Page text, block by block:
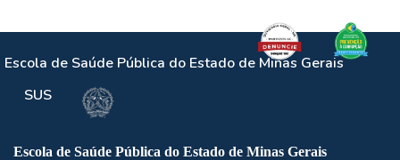
Escola de Saúde Pública do Estado de Minas Gerais
SUS
Escola de Saúde Pública do Estado de Minas Gerais